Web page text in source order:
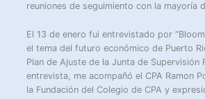
reuniones de seguimiento con la mayoría
El 13 de enero fui entrevistado por
el tema del futuro económico de Puerto
Plan de Ajuste de la Junta de Supervisión
entrevista, me acompañó el CPA Ramon
la Fundación del Colegio de CPA y